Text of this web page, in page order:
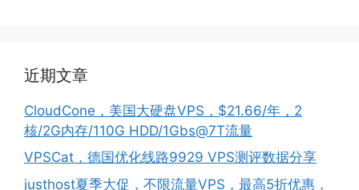
近期文章
CloudCone，美国大硬盘VPS，$21.66/年，2
核/2G内存/110G HDD/1Gbs@7T流量
VPSCat，德国优化线路9929 VPS测评数据分享
justhost夏季大促，不限流量VPS，最高5折优惠，